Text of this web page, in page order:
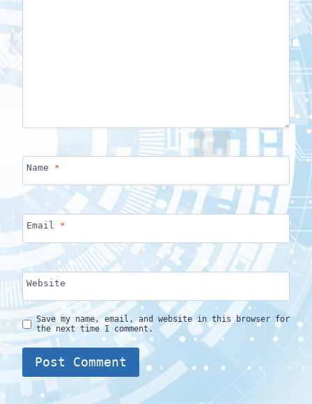
Name *
Email *
Website
Save my name, email, and website in this browser for
the next time I comment.